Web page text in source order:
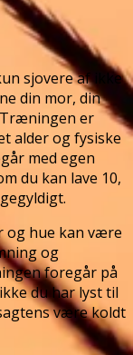
sjovere af ikke
din mor, din
Træningen er
alder og fysiske
med egen
du kan lave 10,
og hue kan være
og
foregår på
du har lyst til
være koldt